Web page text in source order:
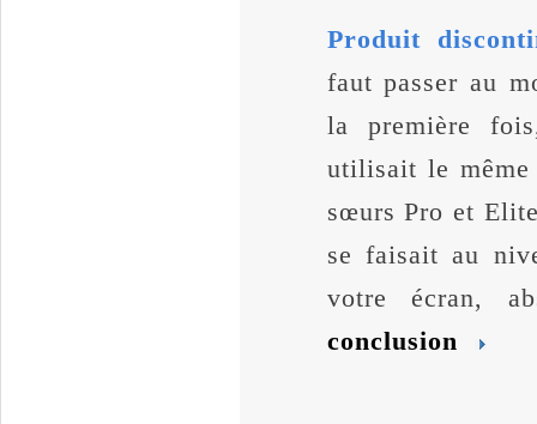
Produit
faut passer au
la première
utilisait le même
sœurs Pro et
se faisait au
votre écran,
conclusion